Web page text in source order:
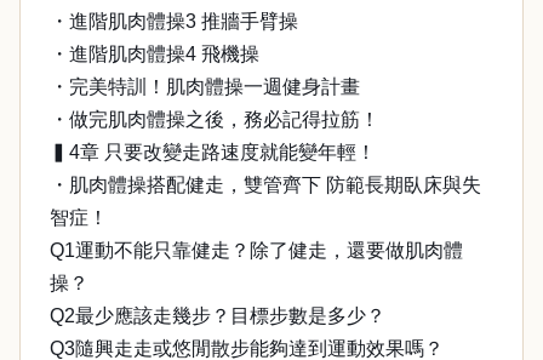
・進階肌肉體操3 推牆手臂操
・進階肌肉體操4 飛機操
・完美特訓！肌肉體操一週健身計畫
・做完肌肉體操之後，務必記得拉筋！
▍4章 只要改變走路速度就能變年輕！
・肌肉體操搭配健走，雙管齊下 防範長期臥床與失
智症！
Q1運動不能只靠健走？除了健走，還要做肌肉體
操？
Q2最少應該走幾步？目標步數是多少？
Q3隨興走走或悠閒散步能夠達到運動效果嗎？